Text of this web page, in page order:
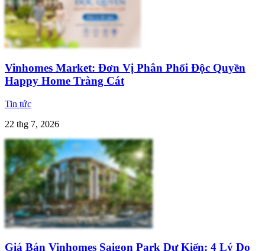
Vinhomes Market: Đơn Vị Phân Phối Độc Quyền
Happy Home Tràng Cát
Tin tức
22 thg 7, 2026
Giá Bán Vinhomes Saigon Park Dự Kiến: 4 Lý Do